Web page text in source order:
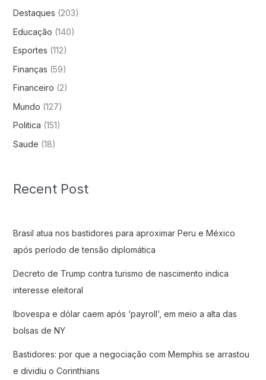
Destaques (203)
Educação (140)
Esportes (112)
Finanças (59)
Financeiro (2)
Mundo (127)
Politica (151)
Saude (18)
Recent Post
Brasil atua nos bastidores para aproximar Peru e México
após período de tensão diplomática
Decreto de Trump contra turismo de nascimento indica
interesse eleitoral
Ibovespa e dólar caem após ‘payroll’, em meio a alta das
bolsas de NY
Bastidores: por que a negociação com Memphis se arrastou
e dividiu o Corinthians